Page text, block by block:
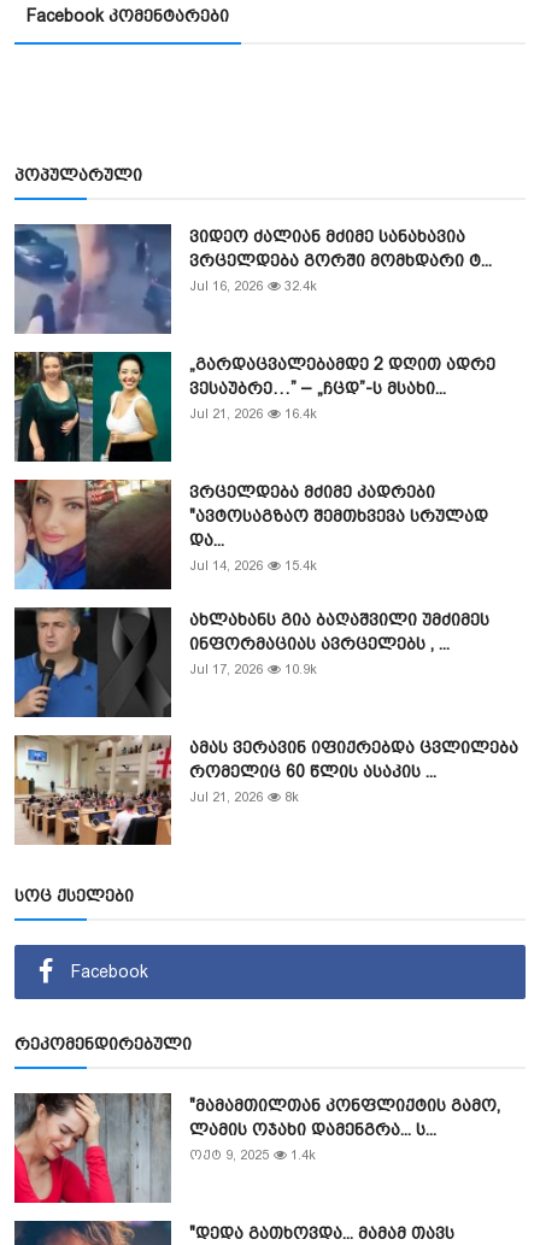
Facebook კომენტარები
პოპულარული
ვიდეო ძალიან მძიმე სანახავია
ვრცელდება გორში მომხდარი ტ...
Jul 16, 2026 32.4k
„გარდაცვალებამდე 2 დღით ადრე
ვესაუბრე…” – „ჩცდ”-ს მსახი...
Jul 21, 2026 16.4k
ვრცელდება მძიმე კადრები
"ავტოსაგზაო შემთხვევა სრულად
და...
Jul 14, 2026 15.4k
ახლახანს გია ბაღაშვილი უმძიმეს
ინფორმაციას ავრცელებს , ...
Jul 17, 2026 10.9k
ამას ვერავინ იფიქრებდა ცვლილება
რომელიც 60 წლის ასაკის ...
Jul 21, 2026 8k
სოც ქსელები
Facebook
რეკომენდირებული
"მამამთილთან კონფლიქტის გამო,
ლამის ოჯახი დამენგრა... ს...
ოქტ 9, 2025 1.4k
"დედა გათხოვდა... მამამ თავს